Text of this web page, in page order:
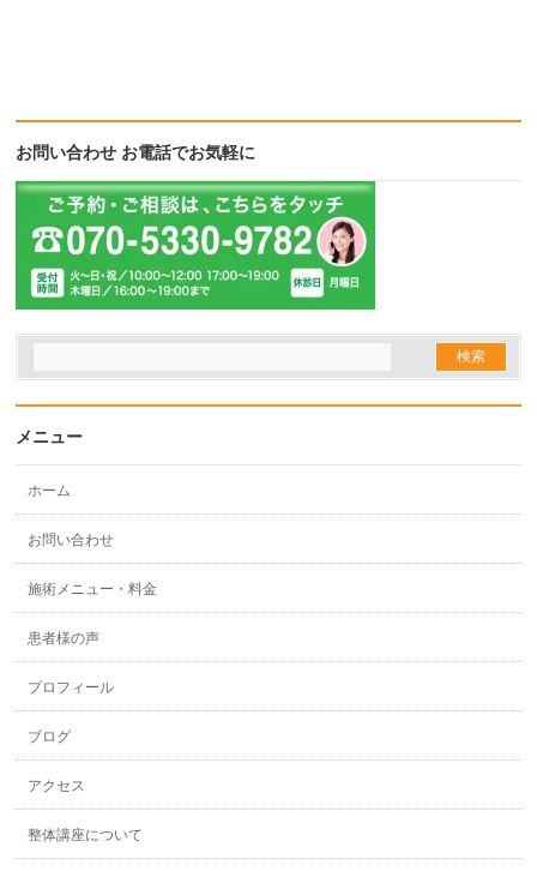
お問い合わせ お電話でお気軽に
メニュー
ホーム
お問い合わせ
施術メニュー・料金
患者様の声
プロフィール
ブログ
アクセス
整体講座について